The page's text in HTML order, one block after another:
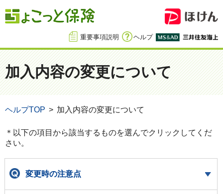
重要事項説明 ヘルプ
加入内容の変更について
ヘルプTOP 加入内容の変更について
＊以下の項目から該当するものを選んでクリックしてくだ
さい。
変更時の注意点